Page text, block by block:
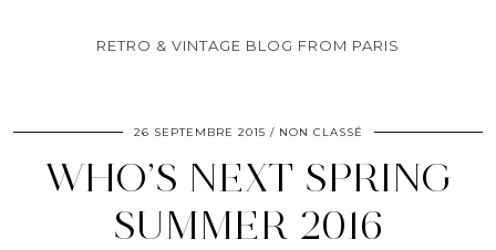
RETRO & VINTAGE BLOG FROM PARIS
26 SEPTEMBRE 2015 NON CLASSÉ
WHO’S NEXT SPRING
SUMMER 2016